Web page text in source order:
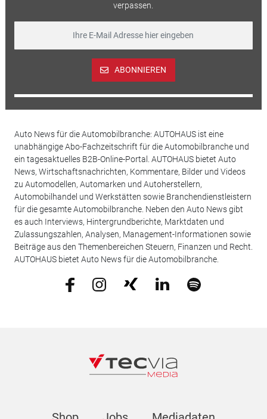
verpassen.
ABONNIEREN
Auto News für die Automobilbranche: AUTOHAUS ist eine
unabhängige Abo-Fachzeitschrift für die Automobilbranche und
ein tagesaktuelles B2B-Online-Portal. AUTOHAUS bietet Auto
News, Wirtschaftsnachrichten, Kommentare, Bilder und Videos
zu Automodellen, Automarken und Autoherstellern,
Automobilhandel und Werkstätten sowie Branchendienstleistern
für die gesamte Automobilbranche. Neben den Auto News gibt
es auch Interviews, Hintergrundberichte, Marktdaten und
Zulassungszahlen, Analysen, Management-Informationen sowie
Beiträge aus den Themenbereichen Steuern, Finanzen und Recht.
AUTOHAUS bietet Auto News für die Automobilbranche.